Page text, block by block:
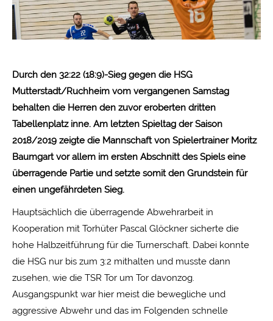
Durch den 32:22 (18:9)-Sieg gegen die HSG
Mutterstadt/Ruchheim vom vergangenen Samstag
behalten die Herren den zuvor eroberten dritten
Tabellenplatz inne. Am letzten Spieltag der Saison
2018/2019 zeigte die Mannschaft von Spielertrainer Moritz
Baumgart vor allem im ersten Abschnitt des Spiels eine
überragende Partie und setzte somit den Grundstein für
einen ungefährdeten Sieg.
Hauptsächlich die überragende Abwehrarbeit in
Kooperation mit Torhüter Pascal Glöckner sicherte die
hohe Halbzeitführung für die Turnerschaft. Dabei konnte
die HSG nur bis zum 3:2 mithalten und musste dann
zusehen, wie die TSR Tor um Tor davonzog.
Ausgangspunkt war hier meist die bewegliche und
aggressive Abwehr und das im Folgenden schnelle